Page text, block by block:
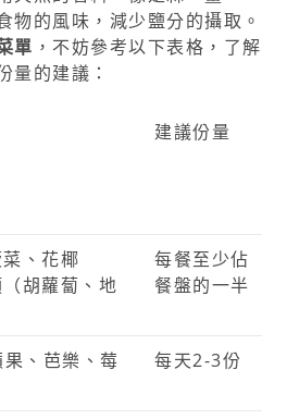
物的風味，減少鹽分的攝取。
單 ，不妨參考以下表格，了解
量的建議：
建議份量
、花椰
胡蘿蔔、地
每餐至少佔
餐盤的一半
、芭樂、莓
每天2-3份